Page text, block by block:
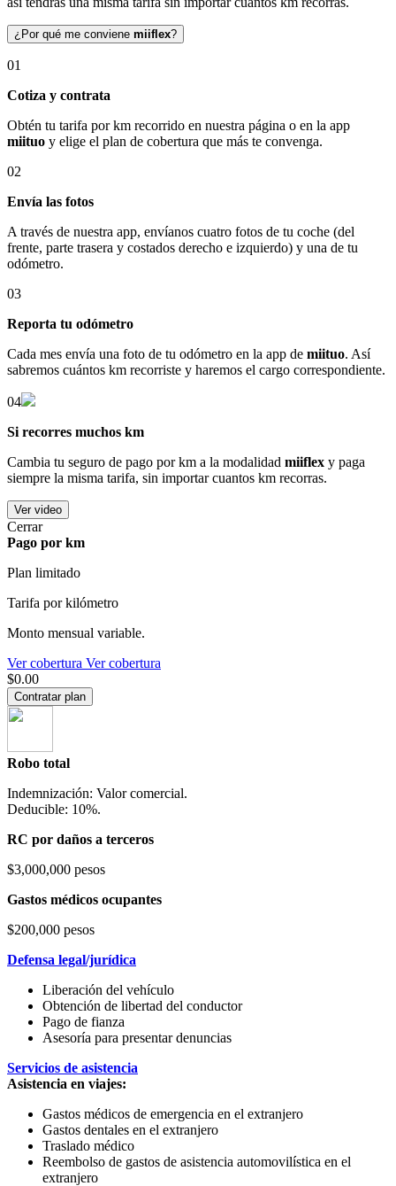
¿Por qué me conviene miiflex?
01
Cotiza y contrata
Obtén tu tarifa por km recorrido en nuestra página o en la app
miituo y elige el plan de cobertura que más te convenga.
02
Envía las fotos
A través de nuestra app, envíanos cuatro fotos de tu coche (del
frente, parte trasera y costados derecho e izquierdo) y una de tu
odómetro.
03
Reporta tu odómetro
Cada mes envía una foto de tu odómetro en la app de miituo. Así
sabremos cuántos km recorriste y haremos el cargo correspondiente.
04
Si recorres muchos km
Cambia tu seguro de pago por km a la modalidad miiflex y paga
siempre la misma tarifa, sin importar cuantos km recorras.
Ver video
Cerrar
Pago por km
Plan limitado
Tarifa por kilómetro
Monto mensual variable.
Ver cobertura Ver cobertura
$0.00
Contratar plan
Robo total
Indemnización: Valor comercial.
Deducible: 10%.
RC por daños a terceros
$3,000,000 pesos
Gastos médicos ocupantes
$200,000 pesos
Defensa legal/jurídica
Liberación del vehículo
Obtención de libertad del conductor
Pago de fianza
Asesoría para presentar denuncias
Servicios de asistencia
Asistencia en viajes:
Gastos médicos de emergencia en el extranjero
Gastos dentales en el extranjero
Traslado médico
Reembolso de gastos de asistencia automovilística en el
extranjero